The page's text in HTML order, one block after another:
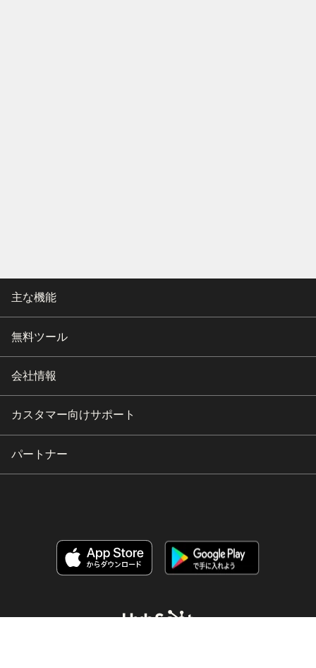
主な機能
無料ツール
会社情報
カスタマー向けサポート
パートナー